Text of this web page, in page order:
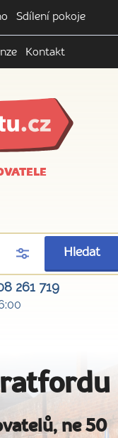
Sdílení pokoje
Kontakt
Hledat
261 719
ne 50